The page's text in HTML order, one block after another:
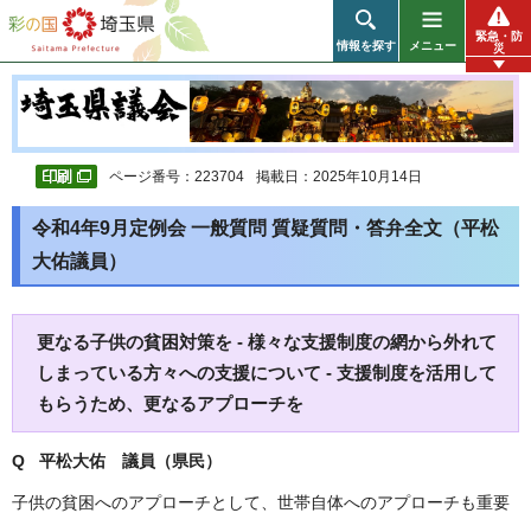
彩の国 埼玉県
情報を探す メニュー
緊急・防
災
ページ番号：223704 掲載日：2025年10月14日
令和4年9月定例会 一般質問 質疑質問・答弁全文（平松
大佑議員）
更なる子供の貧困対策を - 様々な支援制度の網から外れて
しまっている方々への支援について - 支援制度を活用して
もらうため、更なるアプローチを
Q 平松大佑 議員（県民）
子供の貧困へのアプローチとして、世帯自体へのアプローチも重要